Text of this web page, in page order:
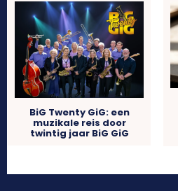
BiG Twenty GiG: een
muzikale reis door
twintig jaar BiG GiG